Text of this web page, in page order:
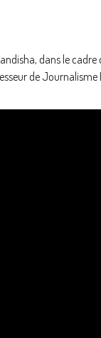
dans le cadre
de